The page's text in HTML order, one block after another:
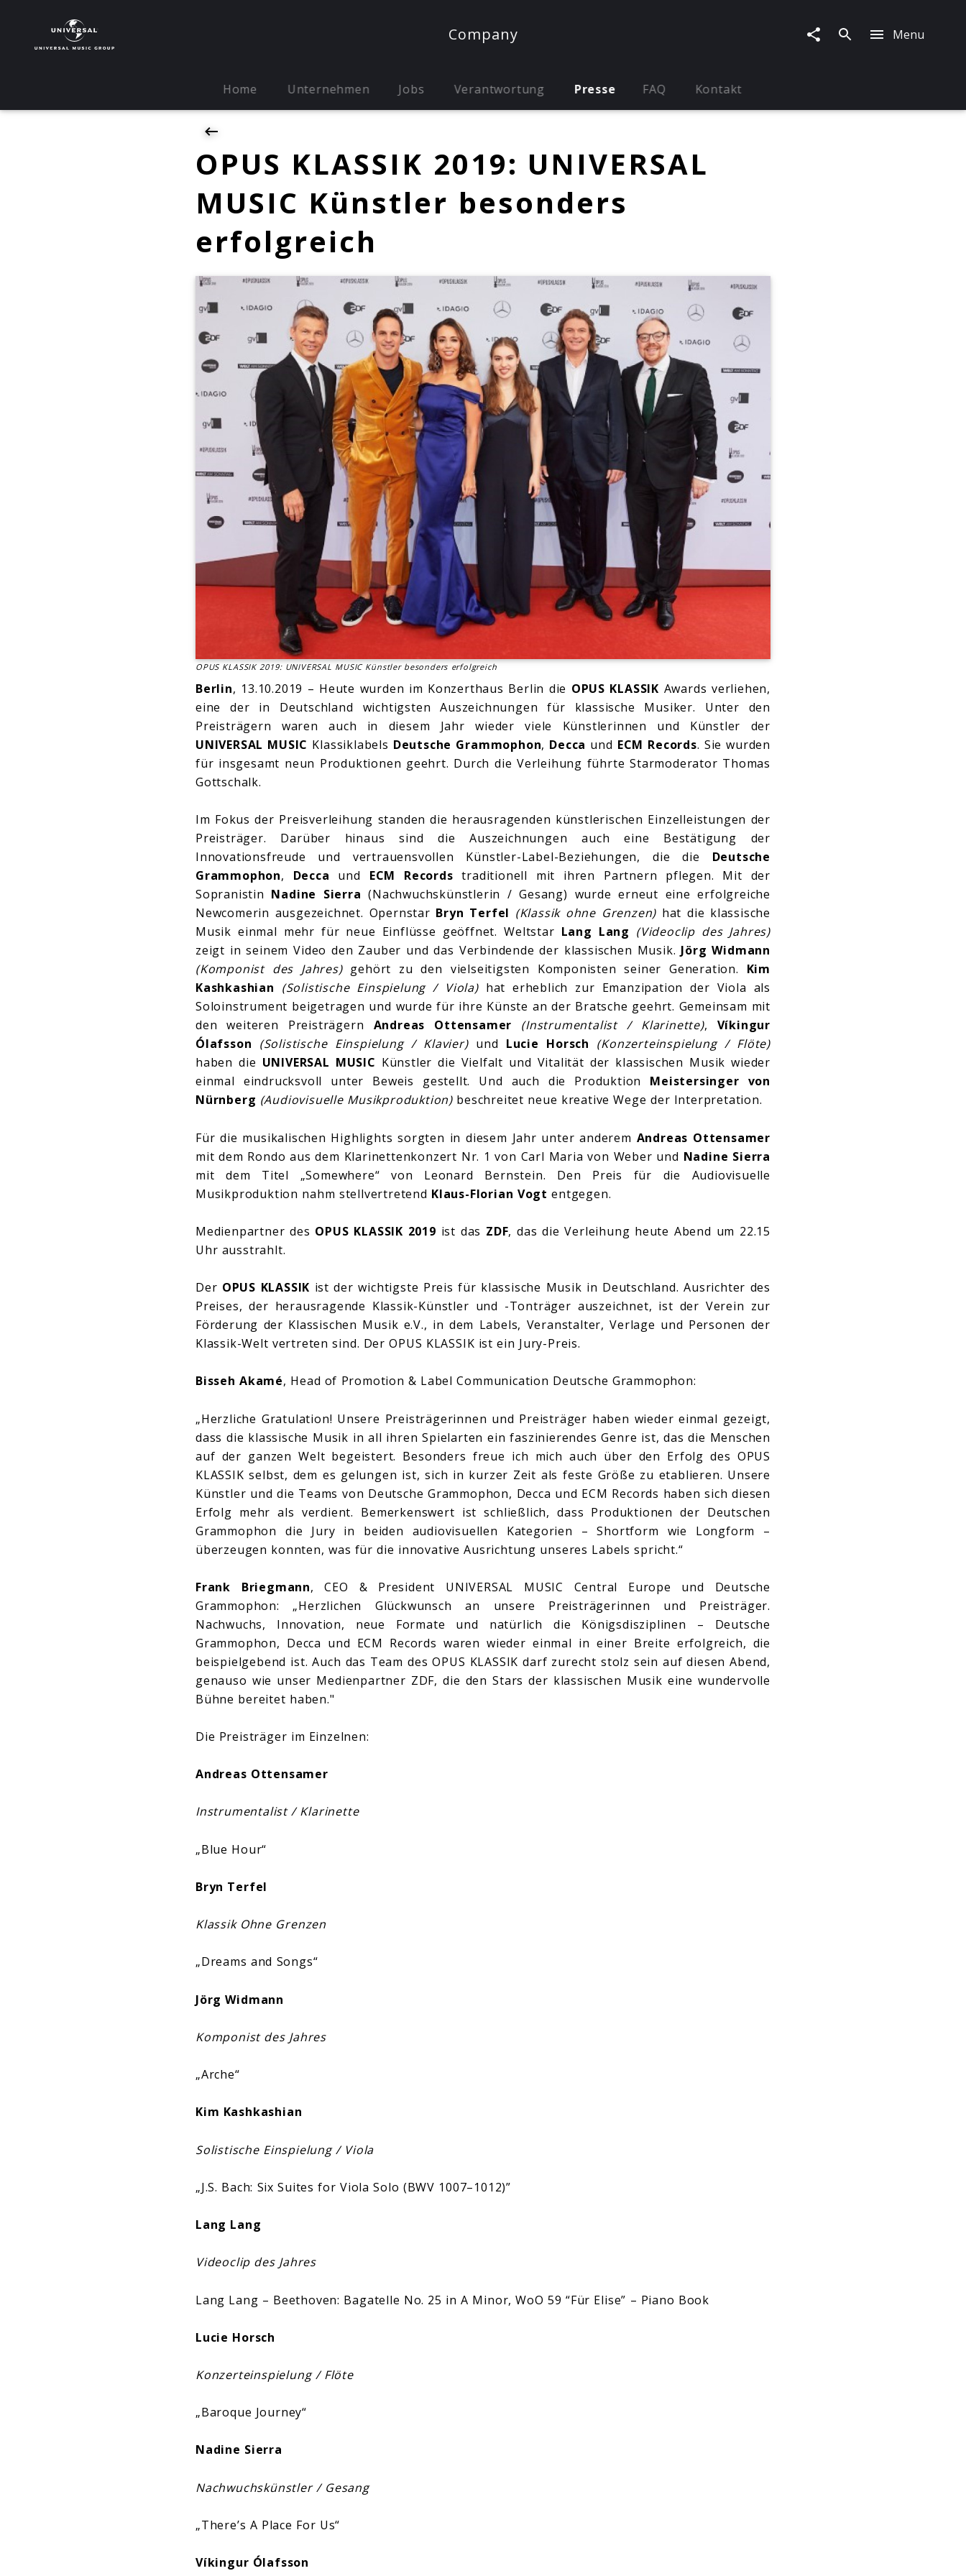
Company Menu
Home Unternehmen Jobs Verantwortung Presse FAQ Kontakt
OPUS KLASSIK 2019: UNIVERSAL
MUSIC Künstler besonders
erfolgreich
OPUS KLASSIK 2019: UNIVERSAL MUSIC Künstler besonders erfolgreich
Berlin, 13.10.2019 – Heute wurden im Konzerthaus Berlin die OPUS KLASSIK Awards verliehen,
eine der in Deutschland wichtigsten Auszeichnungen für klassische Musiker. Unter den
Preisträgern waren auch in diesem Jahr wieder viele Künstlerinnen und Künstler der
UNIVERSAL MUSIC Klassiklabels Deutsche Grammophon, Decca und ECM Records. Sie wurden
für insgesamt neun Produktionen geehrt. Durch die Verleihung führte Starmoderator Thomas
Gottschalk.
Im Fokus der Preisverleihung standen die herausragenden künstlerischen Einzelleistungen der
Preisträger. Darüber hinaus sind die Auszeichnungen auch eine Bestätigung der
Innovationsfreude und vertrauensvollen Künstler-Label-Beziehungen, die die Deutsche
Grammophon, Decca und ECM Records traditionell mit ihren Partnern pflegen. Mit der
Sopranistin Nadine Sierra (Nachwuchskünstlerin / Gesang) wurde erneut eine erfolgreiche
Newcomerin ausgezeichnet. Opernstar Bryn Terfel (Klassik ohne Grenzen) hat die klassische
Musik einmal mehr für neue Einflüsse geöffnet. Weltstar Lang Lang (Videoclip des Jahres)
zeigt in seinem Video den Zauber und das Verbindende der klassischen Musik. Jörg Widmann
(Komponist des Jahres)gehört zu den vielseitigsten Komponisten seiner Generation. Kim
Kashkashian (Solistische Einspielung / Viola)hat erheblich zur Emanzipation der Viola als
Soloinstrument beigetragen und wurde für ihre Künste an der Bratsche geehrt. Gemeinsam mit
den weiteren Preisträgern Andreas Ottensamer (Instrumentalist / Klarinette), Víkingur
Ólafsson (Solistische Einspielung / Klavier)und Lucie Horsch (Konzerteinspielung / Flöte)
haben die UNIVERSAL MUSIC Künstler die Vielfalt und Vitalität der klassischen Musik wieder
einmal eindrucksvoll unter Beweis gestellt. Und auch die Produktion Meistersinger von
Nürnberg (Audiovisuelle Musikproduktion)beschreitet neue kreative Wege der Interpretation.
Für die musikalischen Highlights sorgten in diesem Jahr unter anderem Andreas Ottensamer
mit dem Rondo aus dem Klarinettenkonzert Nr. 1 von Carl Maria von Weber und Nadine Sierra
mit dem Titel „Somewhere“ von Leonard Bernstein. Den Preis für die Audiovisuelle
Musikproduktion nahm stellvertretend Klaus-Florian Vogt entgegen.
Medienpartner des OPUS KLASSIK 2019 ist das ZDF, das die Verleihung heute Abend um 22.15
Uhr ausstrahlt.
Der OPUS KLASSIK ist der wichtigste Preis für klassische Musik in Deutschland. Ausrichter des
Preises, der herausragende Klassik-Künstler und -Tonträger auszeichnet, ist der Verein zur
Förderung der Klassischen Musik e.V., in dem Labels, Veranstalter, Verlage und Personen der
Klassik-Welt vertreten sind. Der OPUS KLASSIK ist ein Jury-Preis.
Bisseh Akamé, Head of Promotion & Label Communication Deutsche Grammophon:
„Herzliche Gratulation! Unsere Preisträgerinnen und Preisträger haben wieder einmal gezeigt,
dass die klassische Musik in all ihren Spielarten ein faszinierendes Genre ist, das die Menschen
auf der ganzen Welt begeistert. Besonders freue ich mich auch über den Erfolg des OPUS
KLASSIK selbst, dem es gelungen ist, sich in kurzer Zeit als feste Größe zu etablieren. Unsere
Künstler und die Teams von Deutsche Grammophon, Decca und ECM Records haben sich diesen
Erfolg mehr als verdient. Bemerkenswert ist schließlich, dass Produktionen der Deutschen
Grammophon die Jury in beiden audiovisuellen Kategorien – Shortform wie Longform –
überzeugen konnten, was für die innovative Ausrichtung unseres Labels spricht.“
Frank Briegmann, CEO & President UNIVERSAL MUSIC Central Europe und Deutsche
Grammophon: „Herzlichen Glückwunsch an unsere Preisträgerinnen und Preisträger.
Nachwuchs, Innovation, neue Formate und natürlich die Königsdisziplinen – Deutsche
Grammophon, Decca und ECM Records waren wieder einmal in einer Breite erfolgreich, die
beispielgebend ist. Auch das Team des OPUS KLASSIK darf zurecht stolz sein auf diesen Abend,
genauso wie unser Medienpartner ZDF, die den Stars der klassischen Musik eine wundervolle
Bühne bereitet haben."
Die Preisträger im Einzelnen:
Andreas Ottensamer
Instrumentalist / Klarinette
„Blue Hour“
Bryn Terfel
Klassik Ohne Grenzen
„Dreams and Songs“
Jörg Widmann
Komponist des Jahres
„Arche“
Kim Kashkashian
Solistische Einspielung / Viola
„J.S. Bach: Six Suites for Viola Solo (BWV 1007–1012)”
Lang Lang
Videoclip des Jahres
Lang Lang – Beethoven: Bagatelle No. 25 in A Minor, WoO 59 “Für Elise” – Piano Book
Lucie Horsch
Konzerteinspielung / Flöte
„Baroque Journey“
Nadine Sierra
Nachwuchskünstler / Gesang
„There’s A Place For Us“
Víkingur Ólafsson